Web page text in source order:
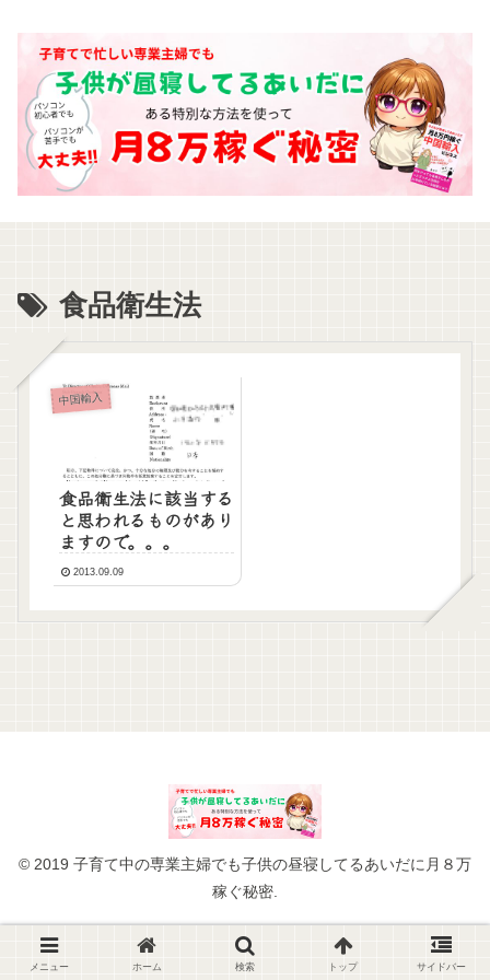
食品衛生法
中国輸入
食品衛生法に該当する
と思われるものがあり
ますので。。。
2013.09.09
© 2019 子育て中の専業主婦でも子供の昼寝してるあいだに月８万
稼ぐ秘密.
メニュー ホーム 検索 トップ サイドバー